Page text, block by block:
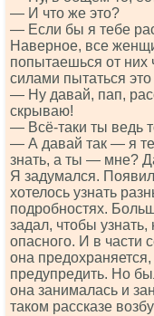
— И что же это?
— Если бы я тебе
Наверное, все
попытаешься от них
силами пытаться
— Ну давай, пап,
скрываю!
— Всё-таки ты ведь
— А давай так — я
знать, а ты — мне?
Я задумался.
хотелось узнать
подробностях.
задал, чтобы узнать,
опасного. И в части
она предохраняется,
предупредить. Но
она занималась и
таком рассказе